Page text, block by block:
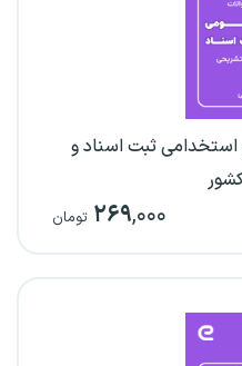
استخدامی ثبت اسناد و
۲۶۹,۰۰۰ تومان